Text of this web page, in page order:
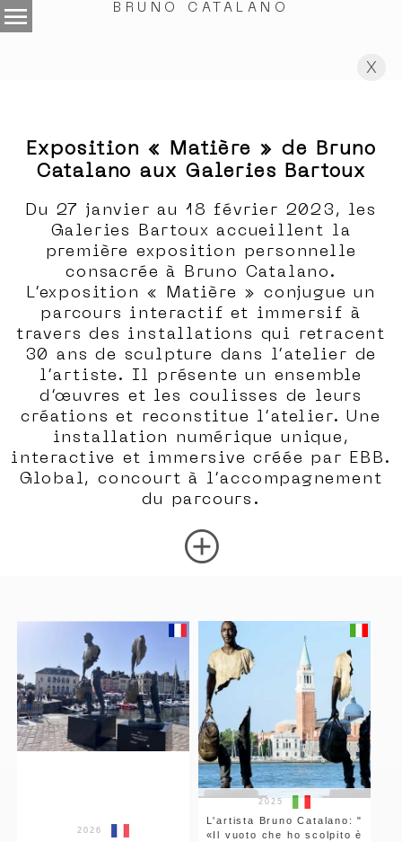
menu BRUNO CATALANO
X
Exposition « Matière » de Bruno
Catalano aux Galeries Bartoux
Du 27 janvier au 18 février 2023, les
Galeries Bartoux accueillent la
première exposition personnelle
consacrée à Bruno Catalano.
L’exposition « Matière » conjugue un
parcours interactif et immersif à
travers des installations qui retracent
30 ans de sculpture dans l’atelier de
l’artiste. Il présente un ensemble
d’œuvres et les coulisses de leurs
créations et reconstitue l’atelier. Une
installation numérique unique,
interactive et immersive créée par EBB.
Global, concourt à l’accompagnement
du parcours.
add_circle
2026
2025
L'artista Bruno Catalano: "
«Il vuoto che ho scolpito è